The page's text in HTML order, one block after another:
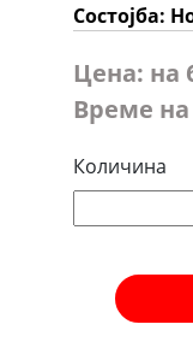
Состојба:
Цена: на
Време
Количина